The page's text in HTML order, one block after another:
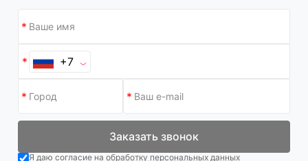
+7
Заказать звонок
Я даю согласие на обработку персональных данных